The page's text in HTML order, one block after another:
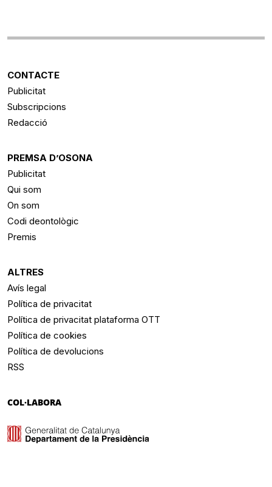
CONTACTE
Publicitat
Subscripcions
Redacció
PREMSA D’OSONA
Publicitat
Qui som
On som
Codi deontològic
Premis
ALTRES
Avís legal
Política de privacitat
Política de privacitat plataforma OTT
Política de cookies
Política de devolucions
RSS
COL·LABORA